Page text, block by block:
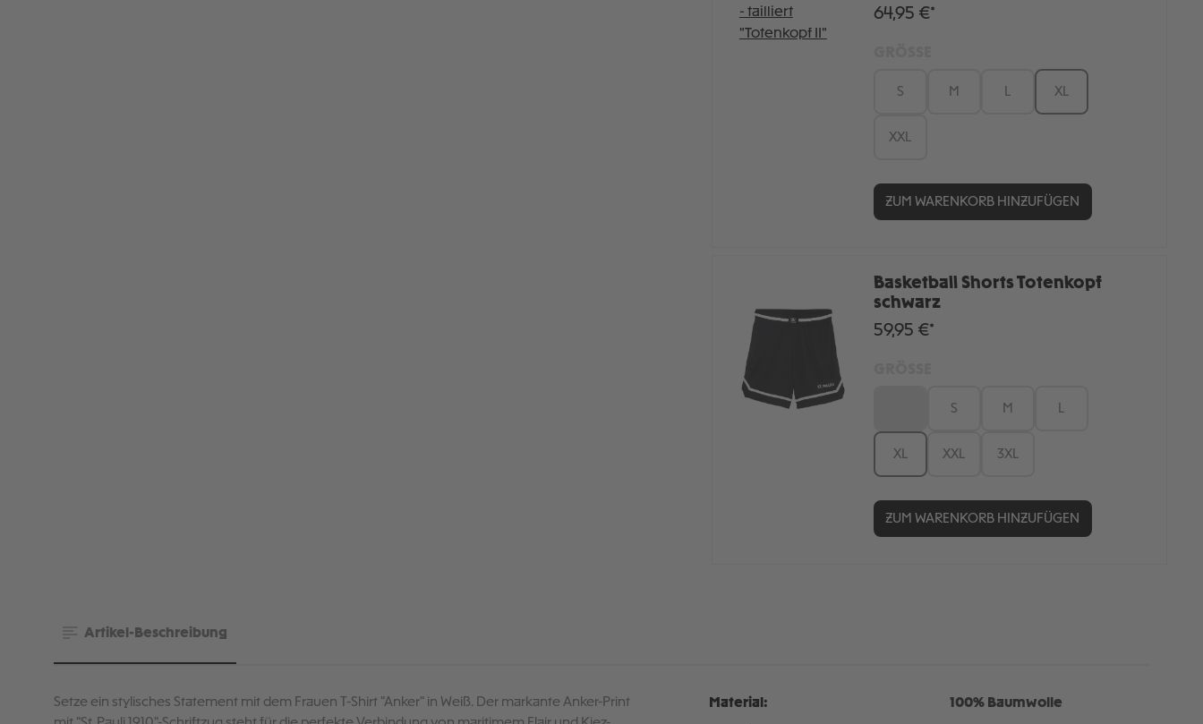
64,95 €*
S M XL
XXL
ZUM WARENKORB HINZUFÜGEN
Basketball Shorts Totenkopf
schwarz
59,95 €*
S M
XL XXL 3XL
ZUM WARENKORB HINZUFÜGEN
Artikel-Beschreibung
Setze ein stylisches Statement mit dem Frauen T-Shirt "Anker" in Weiß. Der markante Anker-Print
Material: 100% Baumwolle